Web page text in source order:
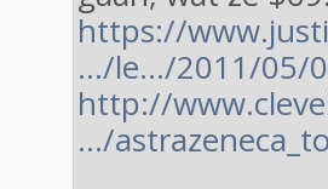
https://
…/le…/2011/05/
http://
…/